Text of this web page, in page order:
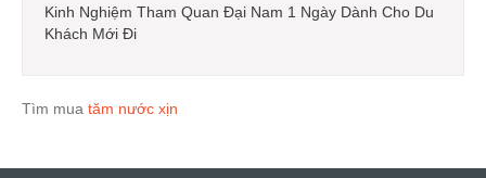
Kinh Nghiệm Tham Quan Đại Nam 1 Ngày Dành Cho Du
Khách Mới Đi
Tìm mua tăm nước xịn